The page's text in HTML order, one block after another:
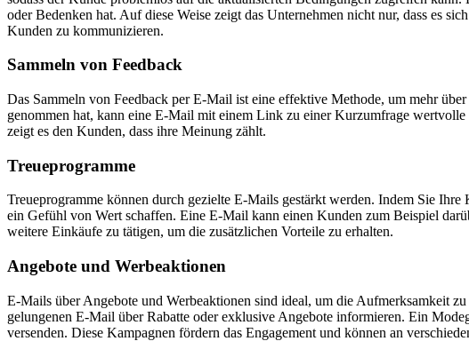
oder Bedenken hat. Auf diese Weise zeigt das Unternehmen nicht nur, dass es
Kunden zu kommunizieren.
Sammeln von Feedback
Das Sammeln von Feedback per E-Mail ist eine effektive Methode, um mehr
genommen hat, kann eine E-Mail mit einem Link zu einer Kurzumfrage
zeigt es den Kunden, dass ihre Meinung zählt.
Treueprogramme
Treueprogramme können durch gezielte E-Mails gestärkt werden. Indem Sie
ein Gefühl von Wert schaffen. Eine E-Mail kann einen Kunden zum Beispiel
weitere Einkäufe zu tätigen, um die zusätzlichen Vorteile zu erhalten.
Angebote und Werbeaktionen
E-Mails über Angebote und Werbeaktionen sind ideal, um die Aufmerksamkeit
gelungenen E-Mail über Rabatte oder exklusive Angebote informieren. Ein
versenden. Diese Kampagnen fördern das Engagement und können an